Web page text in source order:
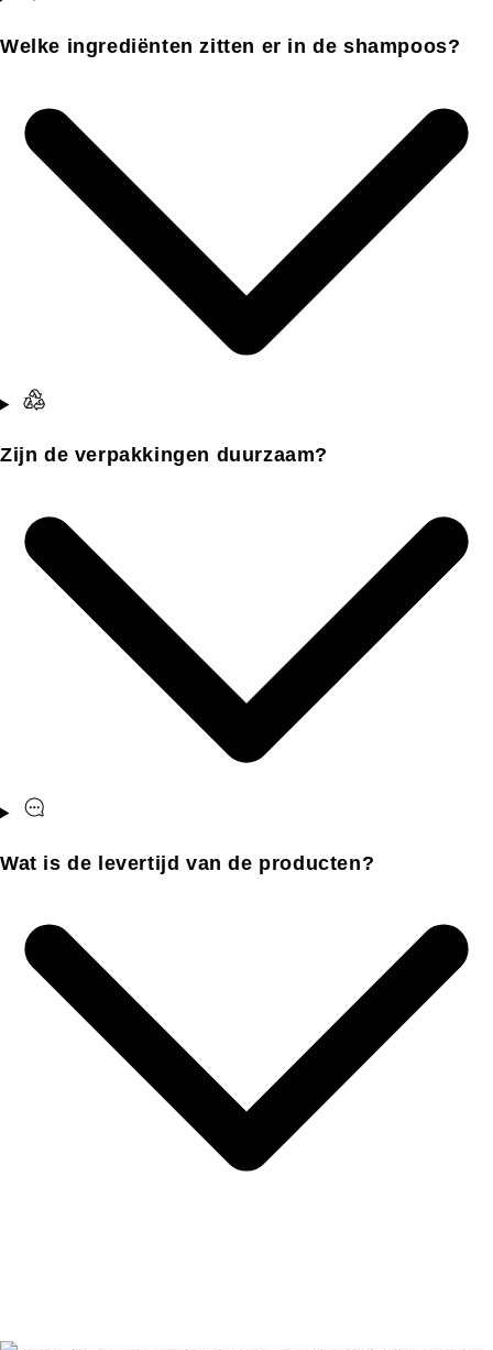
Welke ingrediënten zitten er in de shampoos?
Zijn de verpakkingen duurzaam?
Wat is de levertijd van de producten?